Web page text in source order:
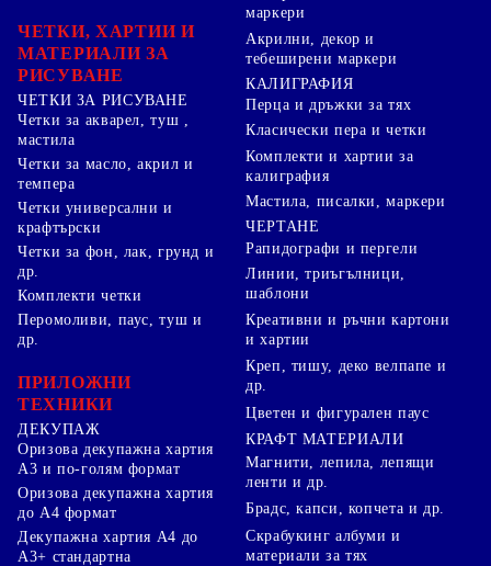
ЧЕТКИ, ХАРТИИ И
МАТЕРИАЛИ ЗА
РИСУВАНЕ
ЧЕТКИ ЗА РИСУВАНЕ
Четки за акварел, туш ,
мастила
Четки за масло, акрил и
темпера
Четки универсални и
крафтърски
Четки за фон, лак, грунд и
др.
Комплекти четки
маркери
Акрилни, декор и
тебеширени маркери
КАЛИГРАФИЯ
Перца и дръжки за тях
Класически пера и четки
Комплекти и хартии за
калиграфия
Мастила, писалки, маркери
ЧЕРТАНЕ
Рапидографи и пергели
Линии, триъгълници,
шаблони
Перомоливи, паус, туш и
др.
ПРИЛОЖНИ
ТЕХНИКИ
ДЕКУПАЖ
Оризова декупажна хартия
А3 и по-голям формат
Оризова декупажна хартия
до А4 формат
Декупажна хартия А4 до
А3+ стандартна
Креативни и ръчни картони
и хартии
Креп, тишу, деко велпапе и
др.
Цветен и фигурален паус
КРАФТ МАТЕРИАЛИ
Магнити, лепила, лепящи
ленти и др.
Брадс, капси, копчета и др.
Скрабукинг албуми и
материали за тях